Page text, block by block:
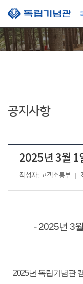
본문 바로가기
공지사항
2025년 3월 1
작성자 : 고객소통부
- 2025년 3
2025년 독립기념관